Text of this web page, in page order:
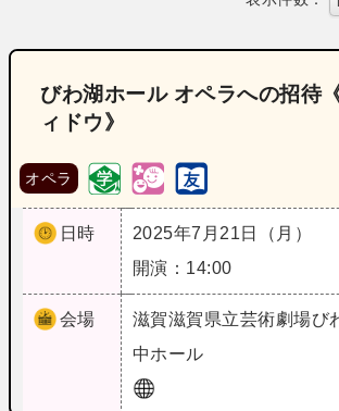
びわ湖ホール オペラへの招待
ィドウ》
オペラ
日時
2025年7月21日（月）
開演：14:00
会場 滋賀滋賀県立芸術劇場び
中ホール